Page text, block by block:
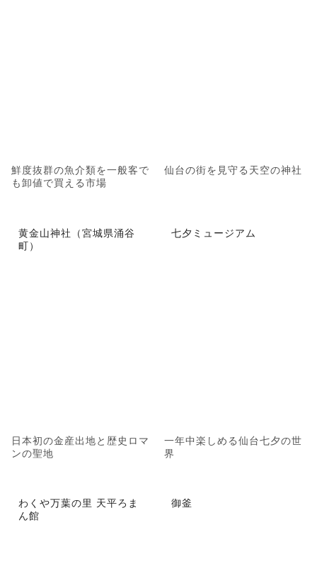
鮮度抜群の魚介類を一般客で
も卸値で買える市場
仙台の街を見守る天空の神社
黄金山神社（宮城県涌谷
町）
日本初の金産出地と歴史ロマ
ンの聖地
七夕ミュージアム
一年中楽しめる仙台七夕の世
界
わくや万葉の里 天平ろま
ん館
御釜